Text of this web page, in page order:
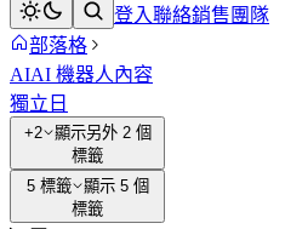
登入聯絡銷售團隊
部落格
AIAI 機器人內容
獨立日
+2
顯示另外 2 個
標籤
5 標籤
顯示 5 個
標籤